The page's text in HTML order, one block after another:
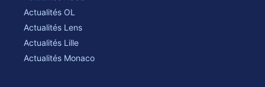
Actualités OL
Actualités Lens
Actualités Lille
Actualités Monaco